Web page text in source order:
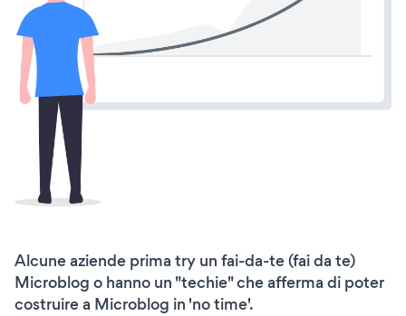
Alcune aziende prima try un fai-da-te (fai da te)
Microblog o hanno un "techie" che afferma di poter
costruire a Microblog in 'no time'.